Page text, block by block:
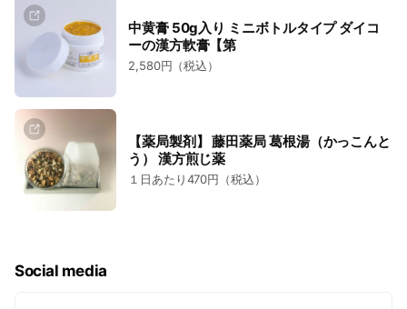
中黄膏 50g入り ミニボトルタイプ ダイコ
ーの漢方軟膏【第
2,580円（税込）
【薬局製剤】 藤田薬局 葛根湯（かっこんと
う） 漢方煎じ薬
１日あたり470円（税込）
Social media